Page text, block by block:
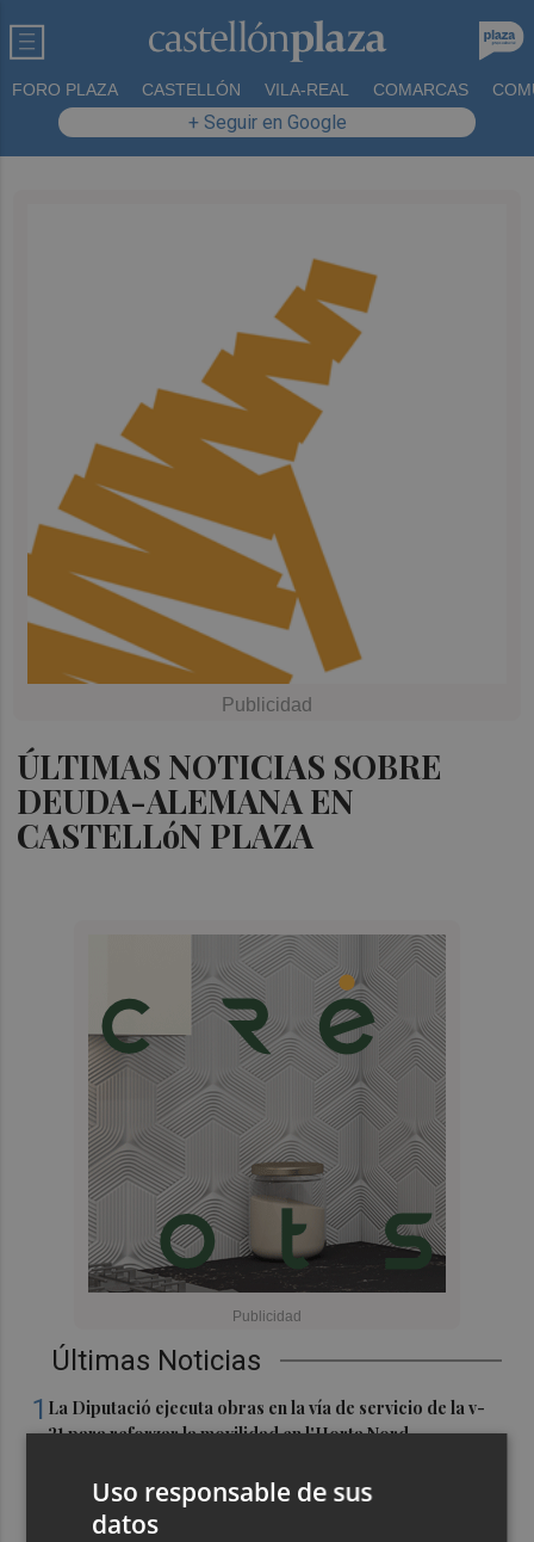
FORO PLAZA CASTELLÓN VILA-REAL COMARCAS
+ Seguir en Google
ÚLTIMAS NOTICIAS SOBRE
DEUDA-ALEMANA EN
CASTELLóN PLAZA
Últimas Noticias
1 La Diputació ejecuta obras en la vía de servicio de la v-
21 para reforzar la movilidad en l'Horta Nord
Shein sondea a inversores con una valoración inferior a
30.000 millones de dólares para su OPV, según FT
Uso responsable de sus
datos